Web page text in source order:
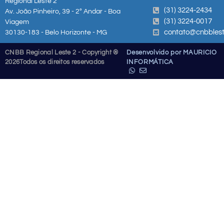
Av. João Pinheiro, 39 - 2º Andar - Boa
Viagem
30130-183 - Belo Horizonte - MG
(31) 3224-2434
(31) 3224-0017
CNBB Regional Leste 2 - Copyright ®
2026Todos os direitos reservados
Desenvolvido por MAURICIO
INFORMÁTICA